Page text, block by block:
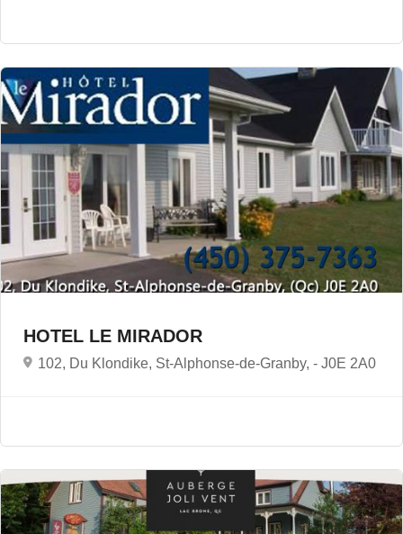
HOTEL LE MIRADOR
102, Du Klondike, St-Alphonse-de-Granby, - J0E 2A0